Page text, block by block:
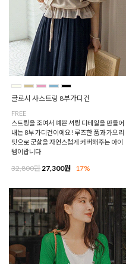
글로시 샤스트링 8부가디건
FREE
스트링을 조여서 예쁜 셔링 디테일을 만들어
내는 8부 가디건이에요! 루즈한 품과 가오리
핏으로 군살을 자연스럽게 커버해주는 아이
템이랍니다
32,800원 27,300원 17%